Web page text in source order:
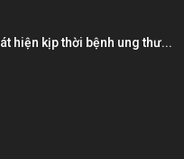
hiện kịp thời bệnh ung thư...